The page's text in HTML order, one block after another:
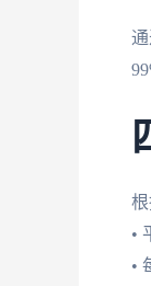
根
•
•